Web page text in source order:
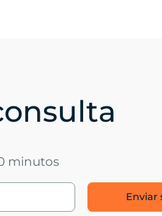
minutos
Enviar